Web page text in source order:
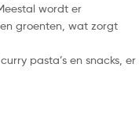
wordt er
groenten, wat zorgt
pasta’s en snacks, er